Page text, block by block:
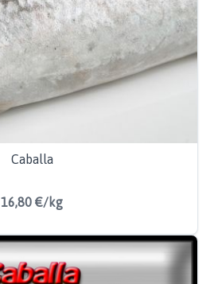
Caballa
16,80 €/kg